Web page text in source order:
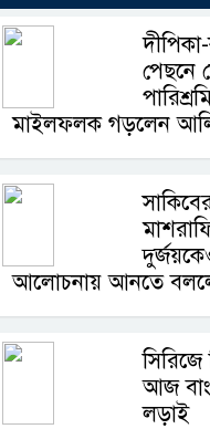
পেছনে
মাইলফলক গড়লেন
আলোচনায় আনতে
আজ
লড়াই